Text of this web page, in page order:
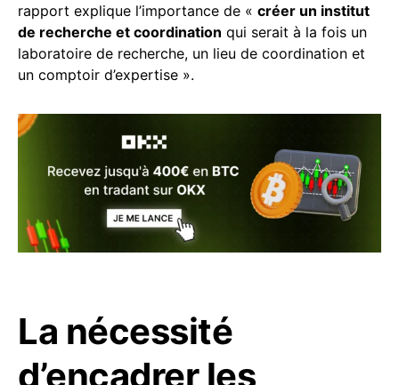
rapport explique l’importance de « créer un institut
de recherche et coordination qui serait à la fois un
laboratoire de recherche, un lieu de coordination et
un comptoir d’expertise ».
La nécessité
d’encadrer les